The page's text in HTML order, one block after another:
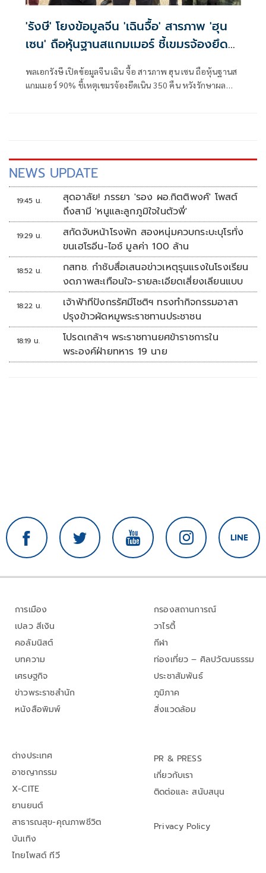
'รังษี' โยงข้อมูลจีน 'เฉินจื้อ' สารภาพ 'ฮุน
เซน' ถือหุ้นฐานสแกมเมอร์ ชี้เขมรจ้องยึด
พลเอกรังษี เปิดข้อมูลจีน เฉิน จื้อ สารภาพ ฮุน เซน ถือหุ้นฐานส
แกมเมอร์ 90% ชี้เหตุเขมรจ้องยึดเนิน 350 คืน หวังรักษาผล
NEWS UPDATE
19:45 น.
สุดอาลัย! ภรรยา 'รอง ผอ.กิตติพงศ์' โพสต์
ถึงสามี 'หนูและลูกภูมิใจในตัวพี่'
19:29 น.
สกัดจับหน้าโรงพัก สองหนุ่มควบกระบะบุโรทั่ง
ขนเฮโรอีน-ไอซ์ มูลค่า 100 ล้าน
18:52 น.
กสทช. กำชับสื่อเสนอข่าวเหตุรุนแรงในโรงเรียน
งดภาพสะเทือนใจ-รายละเอียดเสี่ยงเลียนแบบ
18:22 น.
เจ้าฟ้าทีปังกรรัศมีโชติฯ ทรงทำกิจกรรมอาสา
ปรุงข้าวผัดหมูพระราชทานประชาชน
18:19 น.
โปรดเกล้าฯ พระราชทานยศข้าราชการใน
พระองค์ฝ่ายทหาร 19 นาย
การเมือง
เปลว สีเงิน
คอลัมนิสต์
บทความ
เศรษฐกิจ
ข่าวพระราชสำนัก
หนังสือพิมพ์
กรองสถานการณ์
วาไรตี้
กีฬา
ท่องเที่ยว – ศิลปวัฒนธรรม
ประชาสัมพันธ์
ภูมิภาค
สิ่งแวดล้อม
ต่างประเทศ
อาชญากรรม
X-CITE
ยานยนต์
สาธารณสุข-คุณภาพชีวิต
บันเทิง
ไทยโพสต์ ทีวี
PR & PRESS
เกี่ยวกับเรา
ติดต่อและ สนับสนุน
Privacy Policy